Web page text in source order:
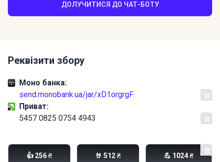
ДОЛУЧИТИСЯ ДО ЧАТ-БОТУ
Реквізити збору
Моно банка:
send.monobank.ua/jar/xD1orgrgF
👍 256 ₴ 🤘 512 ₴ 💪 1024 ₴
Приват:
5457 0825 0754 4943
Lightena83@gmail.com